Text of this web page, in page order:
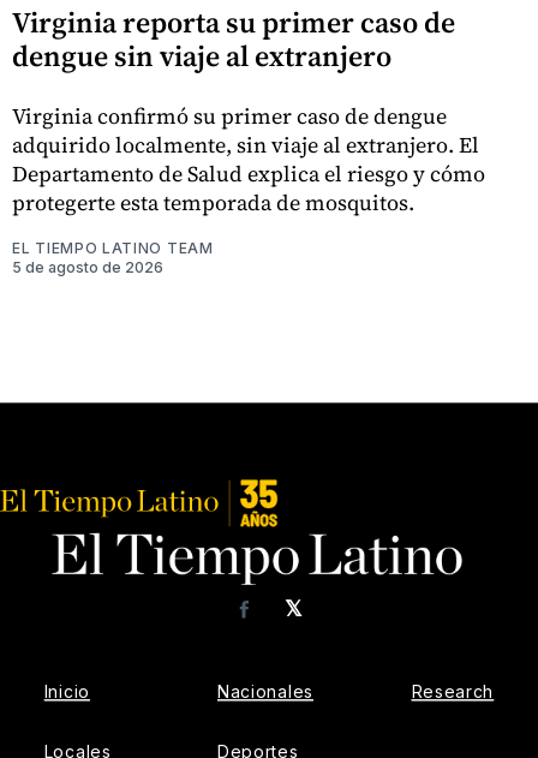
Virginia reporta su primer caso de
dengue sin viaje al extranjero
Virginia confirmó su primer caso de dengue
adquirido localmente, sin viaje al extranjero. El
Departamento de Salud explica el riesgo y cómo
protegerte esta temporada de mosquitos.
EL TIEMPO LATINO TEAM
5 de agosto de 2026
𝕏
Facebook
Inicio
Locales
Nacionales
Deportes
Research